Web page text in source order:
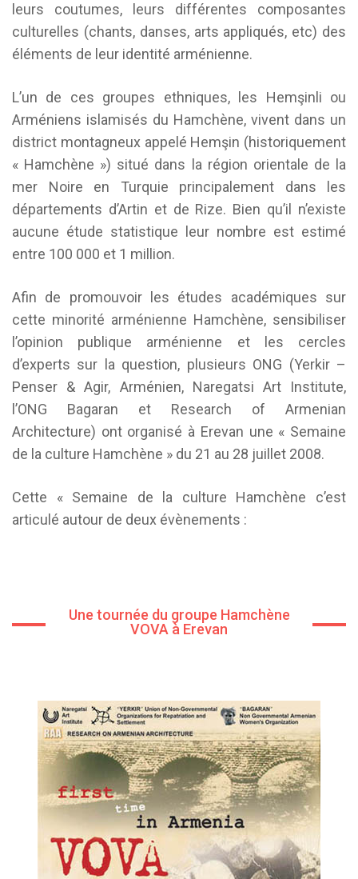
leurs coutumes, leurs différentes composantes
culturelles (chants, danses, arts appliqués, etc) des
éléments de leur identité arménienne.
L’un de ces groupes ethniques, les Hemşinli ou
Arméniens islamisés du Hamchène, vivent dans un
district montagneux appelé Hemşin (historiquement
« Hamchène ») situé dans la région orientale de la
mer Noire en Turquie principalement dans les
départements d’Artin et de Rize. Bien qu’il n’existe
aucune étude statistique leur nombre est estimé
entre 100 000 et 1 million.
Afin de promouvoir les études académiques sur
cette minorité arménienne Hamchène, sensibiliser
l’opinion publique arménienne et les cercles
d’experts sur la question, plusieurs ONG (Yerkir –
Penser & Agir, Arménien, Naregatsi Art Institute,
l’ONG Bagaran et Research of Armenian
Architecture) ont organisé à Erevan une « Semaine
de la culture Hamchène » du 21 au 28 juillet 2008.
Cette « Semaine de la culture Hamchène c’est
articulé autour de deux évènements :
Une tournée du groupe Hamchène
VOVA à Erevan